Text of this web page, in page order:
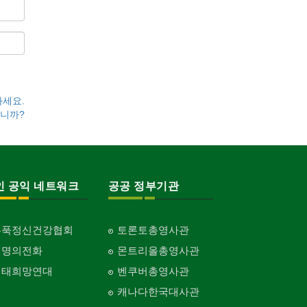
요.
까?
공익 네트워크
정신건강협회
의전화
희망연대
공공 정부기관
토론토총영사관
몬트리올총영사관
벤쿠버총영사관
캐나다한국대사관